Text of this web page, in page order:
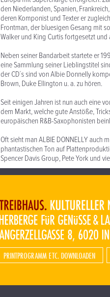
den Niederlanden, Spanien,
deren Komponist und Texter er
Frontman, der bluesigen Gesang mit
Walker und King Curtis fortgesetzt
Neben seiner Bandarbeit startete er
eine Sammlung seiner Lieblingstitel
der CD´s sind von Albie Donnelly
Brown, Duke Ellington u. a. zu hören.
Seit einigen Jahren ist nun auch eine
dem Markt, welche gute Anstöße,
europäischen R&B-Saxophonisten
Oft sieht man ALBIE DONNELLY auch
phantastischen Ton auf
Spencer Davis Group, Pete York und
PRINTPROGRAMM ETC. DOWNLOADEN